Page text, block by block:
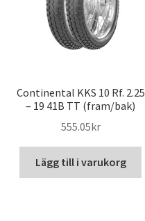
Continental KKS 10 Rf. 2.25
– 19 41B TT (fram/bak)
555.05kr
Lägg till i varukorg